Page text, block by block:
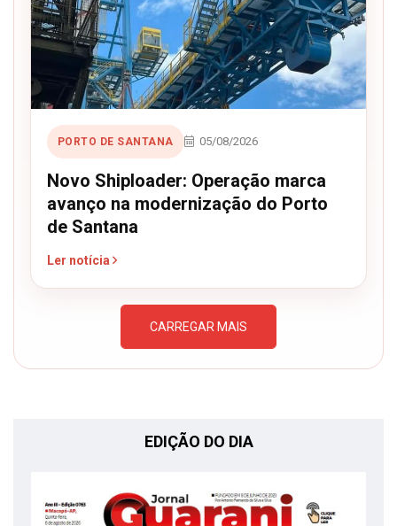
PORTO DE SANTANA 05/08/2026
Novo Shiploader: Operação marca
avanço na modernização do Porto
de Santana
Ler notícia
CARREGAR MAIS
EDIÇÃO DO DIA